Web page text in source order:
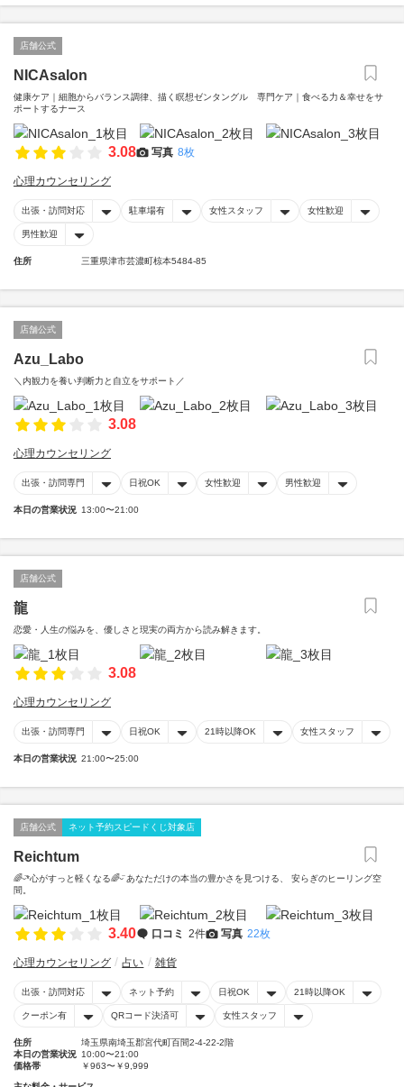
店舗公式
NICAsalon
健康ケア｜細胞からバランス調律、描く瞑想ゼンタングル 専門ケア｜食べる力＆幸せをサ
ポートするナース
3.08 写真 8枚
心理カウンセリング
出張・訪問対応 駐車場有 女性スタッフ 女性歓迎
男性歓迎
住所 三重県津市芸濃町椋本5484-85
店舗公式
Azu_Labo
＼内観力を養い判断力と自立をサポート／
3.08
心理カウンセリング
出張・訪問専門 日祝OK 女性歓迎 男性歓迎
本日の営業状況 13:00〜21:00
店舗公式
龍
恋愛・人生の悩みを、優しさと現実の両方から読み解きます。
3.08
心理カウンセリング
出張・訪問専門 日祝OK 21時以降OK 女性スタッフ
本日の営業状況 21:00〜25:00
店舗公式 ネット予約スピードくじ対象店
Reichtum
🌈ᵕ̈*心がすっと軽くなる🌈ᵕ̈ あなただけの本当の豊かさを見つける、 安らぎのヒーリング空
間。
3.40 口コミ 2件 写真 22枚
心理カウンセリング 占い 雑貨
出張・訪問対応 ネット予約 日祝OK 21時以降OK
クーポン有 QRコード決済可 女性スタッフ
住所
埼玉県南埼玉郡宮代町百間2-4-22-2階
本日の営業状況 10:00〜21:00
価格帯
￥963〜￥9,999